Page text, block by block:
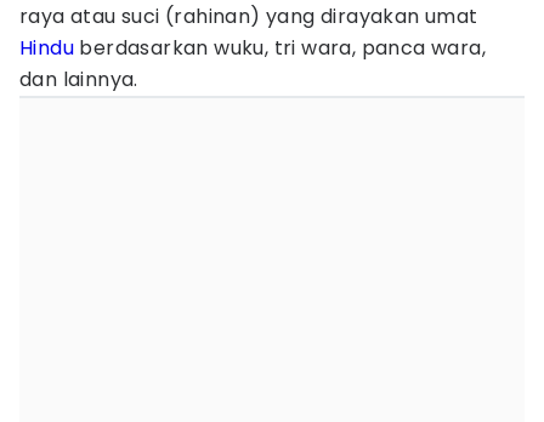
raya atau suci (rahinan) yang dirayakan umat
Hindu berdasarkan wuku, tri wara, panca wara,
dan lainnya.